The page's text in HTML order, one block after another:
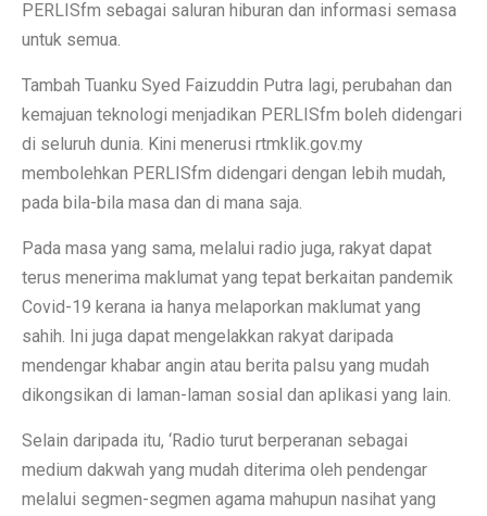
PERLISfm sebagai saluran hiburan dan informasi semasa
untuk semua.
Tambah Tuanku Syed Faizuddin Putra lagi, perubahan dan
kemajuan teknologi menjadikan PERLISfm boleh didengari
di seluruh dunia. Kini menerusi rtmklik.gov.my
membolehkan PERLISfm didengari dengan lebih mudah,
pada bila-bila masa dan di mana saja.
Pada masa yang sama, melalui radio juga, rakyat dapat
terus menerima maklumat yang tepat berkaitan pandemik
Covid-19 kerana ia hanya melaporkan maklumat yang
sahih. Ini juga dapat mengelakkan rakyat daripada
mendengar khabar angin atau berita palsu yang mudah
dikongsikan di laman-laman sosial dan aplikasi yang lain.
Selain daripada itu, ‘Radio turut berperanan sebagai
medium dakwah yang mudah diterima oleh pendengar
melalui segmen-segmen agama mahupun nasihat yang